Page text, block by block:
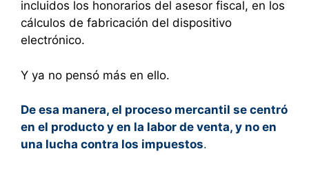
incluidos los honorarios del asesor fiscal, en los
cálculos de fabricación del dispositivo
electrónico.
Y ya no pensó más en ello.
De esa manera, el proceso mercantil se centró
en el producto y en la labor de venta, y no en
una lucha contra los impuestos.